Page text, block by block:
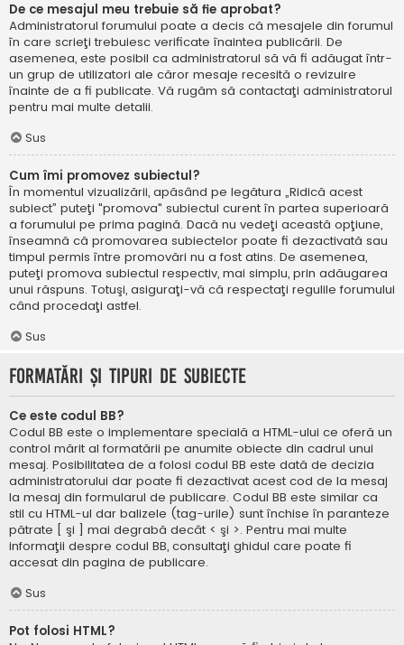
De ce mesajul meu trebuie să fie aprobat?
Administratorul forumului poate a decis că mesajele din forumul
în care scrieţi trebuiesc verificate înaintea publicării. De
asemenea, este posibil ca administratorul să vă fi adăugat într-
un grup de utilizatori ale căror mesaje recesită o revizuire
înainte de a fi publicate. Vă rugăm să contactaţi administratorul
pentru mai multe detalii.
Sus
Cum îmi promovez subiectul?
În momentul vizualizării, apăsând pe legătura „Ridică acest
subiect” puteţi "promova" subiectul curent în partea superioară
a forumului pe prima pagină. Dacă nu vedeţi această opţiune,
înseamnă că promovarea subiectelor poate fi dezactivată sau
timpul permis între promovări nu a fost atins. De asemenea,
puteţi promova subiectul respectiv, mai simplu, prin adăugarea
unui răspuns. Totuşi, asiguraţi-vă că respectaţi regulile forumului
când procedaţi astfel.
Sus
Formatări şi tipuri de subiecte
Ce este codul BB?
Codul BB este o implementare specială a HTML-ului ce oferă un
control mărit al formatării pe anumite obiecte din cadrul unui
mesaj. Posibilitatea de a folosi codul BB este dată de decizia
administratorului dar poate fi dezactivat acest cod de la mesaj
la mesaj din formularul de publicare. Codul BB este similar ca
stil cu HTML-ul dar balizele (tag-urile) sunt închise în paranteze
pătrate [ şi ] mai degrabă decât < şi >. Pentru mai multe
informaţii despre codul BB, consultaţi ghidul care poate fi
accesat din pagina de publicare.
Sus
Pot folosi HTML?